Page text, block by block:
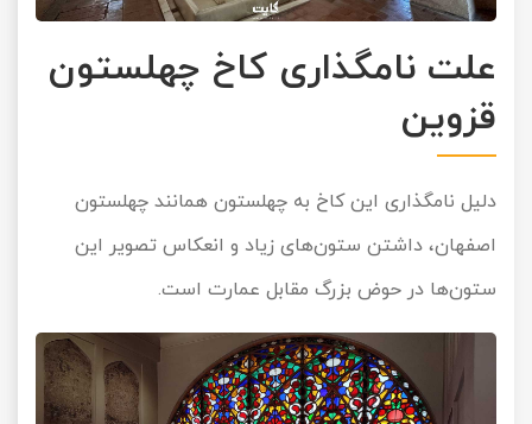
علت نامگذاری کاخ چهلستون
قزوین
دلیل نامگذاری این کاخ به چهلستون همانند چهلستون
اصفهان، داشتن ستون‌های زیاد و انعکاس تصویر این
ستون‌ها در حوض بزرگ مقابل عمارت است.